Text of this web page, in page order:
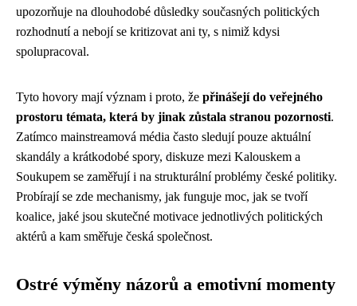
upozorňuje na dlouhodobé důsledky současných politických
rozhodnutí a nebojí se kritizovat ani ty, s nimiž kdysi
spolupracoval.
Tyto hovory mají význam i proto, že přinášejí do veřejného
prostoru témata, která by jinak zůstala stranou pozornosti.
Zatímco mainstreamová média často sledují pouze aktuální
skandály a krátkodobé spory, diskuze mezi Kalouskem a
Soukupem se zaměřují i na strukturální problémy české politiky.
Probírají se zde mechanismy, jak funguje moc, jak se tvoří
koalice, jaké jsou skutečné motivace jednotlivých politických
aktérů a kam směřuje česká společnost.
Ostré výměny názorů a emotivní momenty